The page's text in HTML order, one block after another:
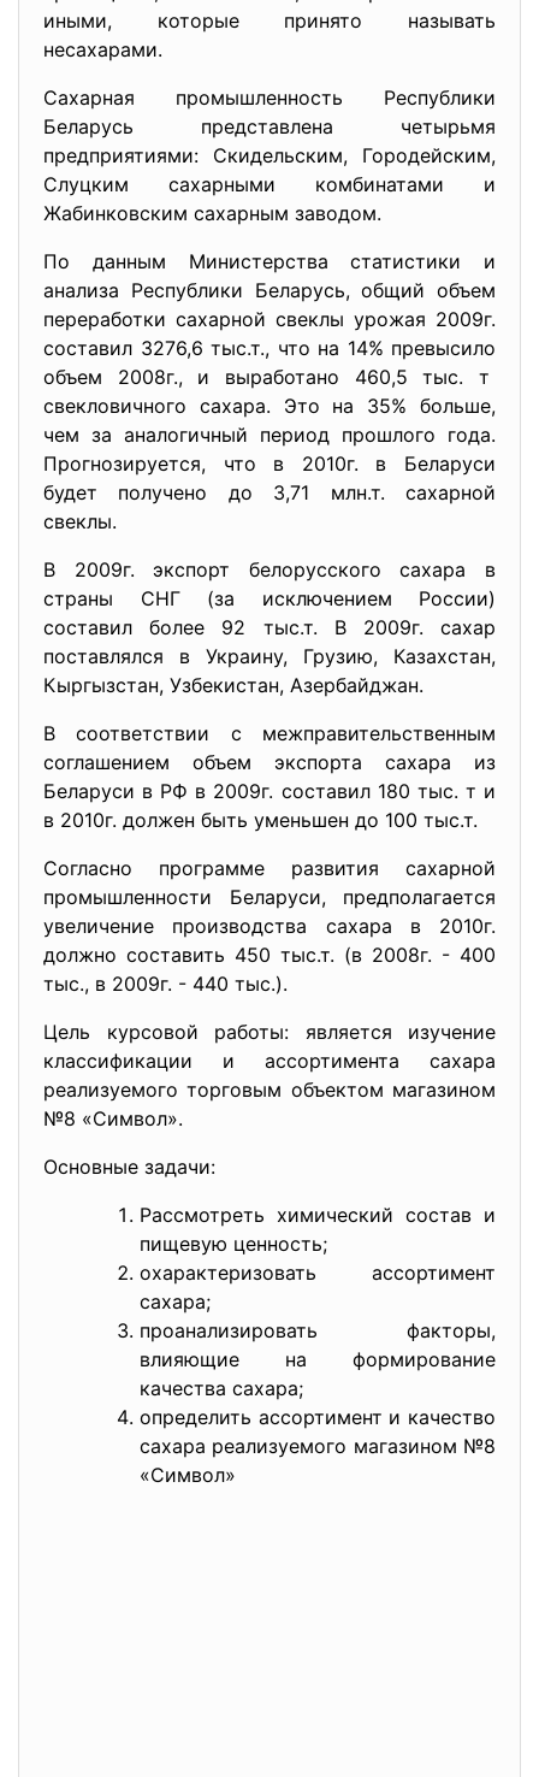
иными, которые принято называть
несахарами.
Сахарная промышленность Республики
Беларусь представлена четырьмя
предприятиями: Скидельским, Городейским,
Слуцким сахарными комбинатами и
Жабинковским сахарным заводом.
По данным Министерства статистики и
анализа Республики Беларусь, общий объем
переработки сахарной свеклы урожая 2009г.
составил 3276,6 тыс.т., что на 14% превысило
объем 2008г., и выработано 460,5 тыс. т
свекловичного сахара. Это на 35% больше,
чем за аналогичный период прошлого года.
Прогнозируется, что в 2010г. в Беларуси
будет получено до 3,71 млн.т. сахарной
свеклы.
В 2009г. экспорт белорусского сахара в
страны СНГ (за исключением России)
составил более 92 тыс.т. В 2009г. сахар
поставлялся в Украину, Грузию, Казахстан,
Кыргызстан, Узбекистан, Азербайджан.
В соответствии с межправительственным
соглашением объем экспорта сахара из
Беларуси в РФ в 2009г. составил 180 тыс. т и
в 2010г. должен быть уменьшен до 100 тыс.т.
Согласно программе развития сахарной
промышленности Беларуси, предполагается
увеличение производства сахара в 2010г.
должно составить 450 тыс.т. (в 2008г. - 400
тыс., в 2009г. - 440 тыс.).
Цель курсовой работы: является изучение
классификации и ассортимента сахара
реализуемого торговым объектом магазином
№8 «Символ».
Основные задачи:
Рассмотреть химический состав и
пищевую ценность;
охарактеризовать ассортимент
сахара;
проанализировать факторы,
влияющие на формирование
качества сахара;
определить ассортимент и качество
сахара реализуемого магазином №8
«Символ»